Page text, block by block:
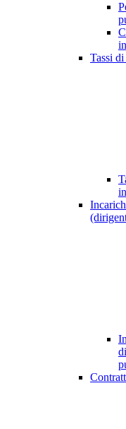
Tassi di